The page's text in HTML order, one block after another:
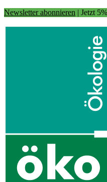
Newsletter abonnieren | Jetzt